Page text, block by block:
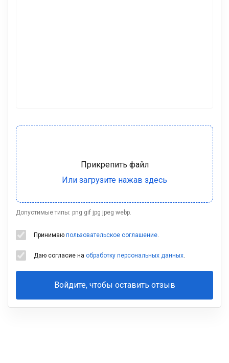
Допустимые типы: png gif jpg jpeg webp.
Принимаю пользовательское соглашение.
Даю согласие на обработку персональных данных.
Войдите, чтобы оставить отзыв
Ваша